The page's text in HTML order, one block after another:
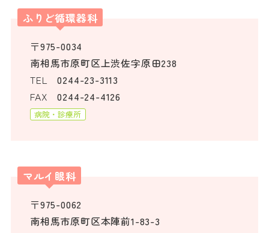
ふりど循環器科
〒975-0034
南相馬市原町区上渋佐字原田238
TEL
0244-23-3113
FAX
0244-24-4126
病院・診療所
マルイ眼科
〒975-0062
南相馬市原町区本陣前1-83-3